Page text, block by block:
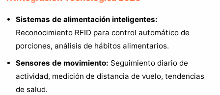
Sistemas de alimentación inteligentes:
Reconocimiento RFID para control automático de
porciones, análisis de hábitos alimentarios.
Sensores de movimiento: Seguimiento diario de
actividad, medición de distancia de vuelo, tendencias
de salud.